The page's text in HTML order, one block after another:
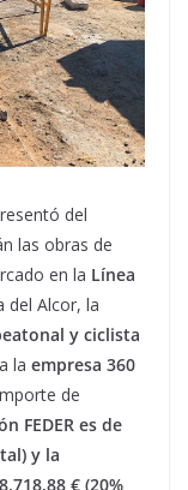
del
las obras de
en la Línea
del Alcor, la
y ciclista
la empresa 360
de
FEDER es de
y la
€ (20%